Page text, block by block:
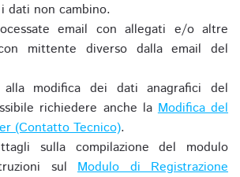
dati non cambino.
email con allegati e/o altre
mittente diverso dalla email del
alla modifica dei dati anagrafici del
richiedere anche laModifica del
(Contatto Tecnico).
sulla compilazione del modulo
sul Modulo di Registrazione